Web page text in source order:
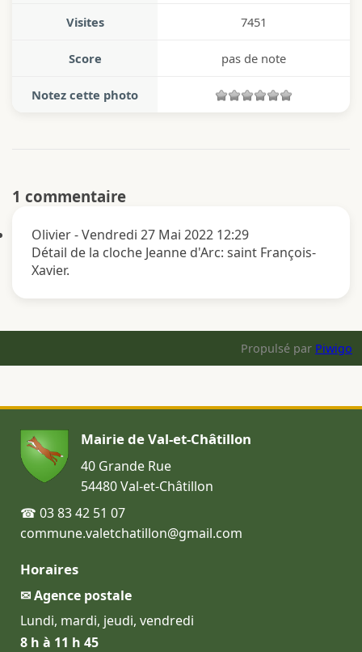
Visites 7451
Score pas de note
Notez cette photo
1 commentaire
Olivier-Vendredi 27 Mai 2022 12:29
Détail de la cloche Jeanne d'Arc: saint François-
Xavier.
Propulsé par Piwigo
Mairie de Val-et-Châtillon
40 Grande Rue
54480 Val-et-Châtillon
☎ 03 83 42 51 07
commune.valetchatillon@gmail.com
Horaires
✉ Agence postale
Lundi, mardi, jeudi, vendredi
8 h à 11 h 45